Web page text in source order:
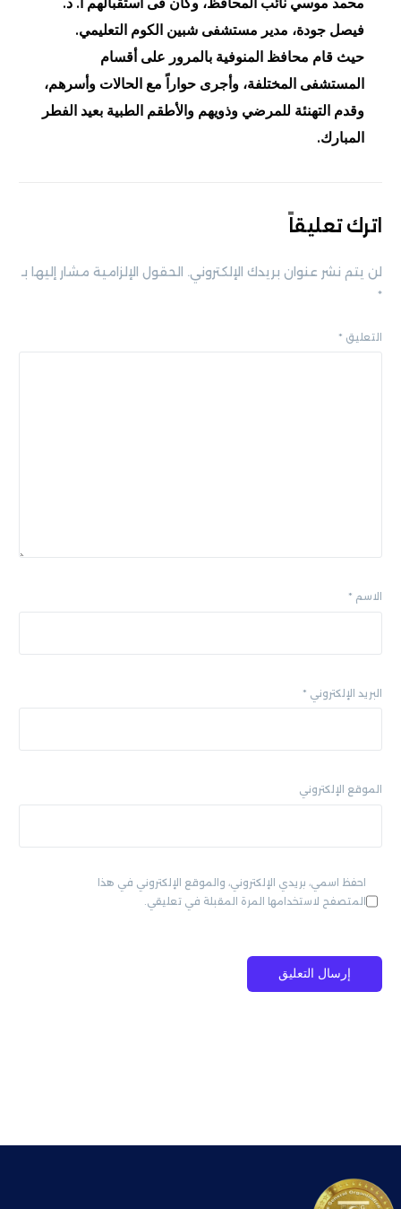
فيصل جودة، مدير مستشفى شبين الكوم التعليمي.
️حيث قام محافظ المنوفية بالمرور على أقسام
المستشفى المختلفة، وأجرى حواراً مع الحالات وأسرهم،
وقدم التهنئة للمرضي وذويهم والأطقم الطبية بعيد الفطر
المبارك.
اترك تعليقاً
لن يتم نشر عنوان بريدك الإلكتروني. الحقول الإلزامية مشار إليها بـ
*
التعليق *
الاسم *
البريد الإلكتروني *
الموقع الإلكتروني
احفظ اسمي، بريدي الإلكتروني، والموقع الإلكتروني في هذا
المتصفح لاستخدامها المرة المقبلة في تعليقي.